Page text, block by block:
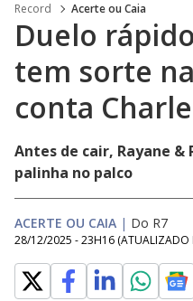
Record Acerte ou Caia
Duelo
tem sorte
conta
Antes de cair, Rayane
palinha no palco
ACERTE OU CAIA | Do R7
28/12/2025 - 23H16 (ATUALIZADO